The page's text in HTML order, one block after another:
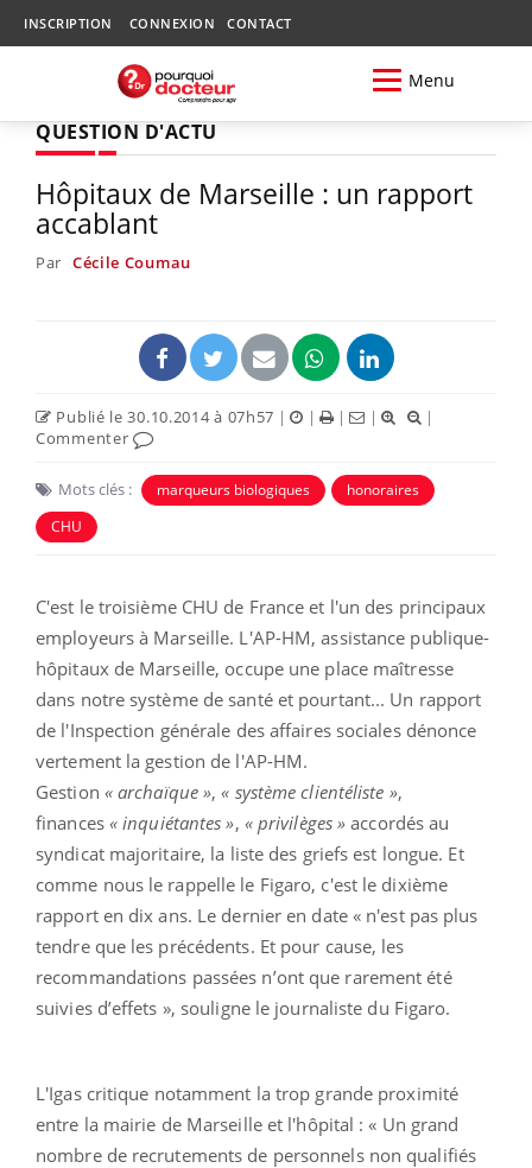
INSCRIPTION CONNEXION CONTACT
Menu
QUESTION D'ACTU
Hôpitaux de Marseille : un rapport
accablant
Par Cécile Coumau
Publié le 30.10.2014 à 07h57 | | | |
|
Commenter
Mots clés : marqueurs biologiques
honoraires
CHU
C'est le troisième CHU de France et l'un des principaux
employeurs à Marseille. L'AP-HM, assistance publique-
hôpitaux de Marseille, occupe une place maîtresse
dans notre système de santé et pourtant... Un rapport
de l'Inspection générale des affaires sociales dénonce
vertement la gestion de l'AP-HM.
Gestion « archaïque »,« système clientéliste »,
finances« inquiétantes », « privilèges »accordés au
syndicat majoritaire, la liste des griefs est longue. Et
comme nous le rappelle le Figaro, c'est le dixième
rapport en dix ans. Le dernier en date « n'est pas plus
tendre que les précédents. Et pour cause, les
recommandations passées n’ont que rarement été
suivies d’effets », souligne le journaliste du Figaro.
L'Igas critique notamment la trop grande proximité
entre la mairie de Marseille et l'hôpital : « Un grand
nombre de recrutements de personnels non qualifiés